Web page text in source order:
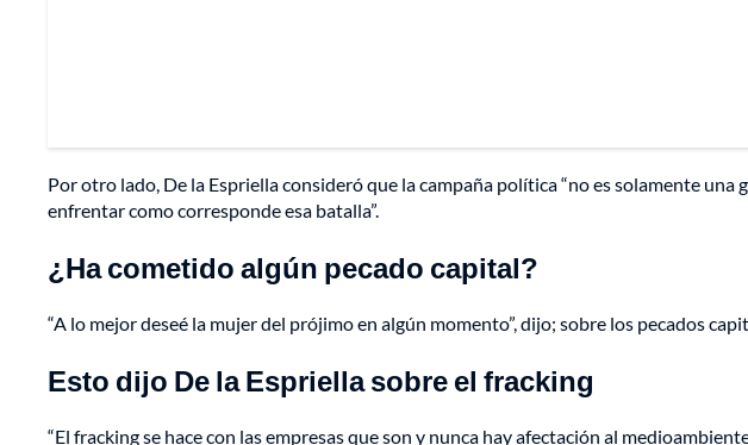
Por otro lado, De la Espriella consideró que la campaña política “no es solamente
enfrentar como corresponde esa batalla”.
¿Ha cometido algún pecado capital?
“A lo mejor deseé la mujer del prójimo en algún momento”, dijo; sobre los pecados
Esto dijo De la Espriella sobre el fracking
“El fracking se hace con las empresas que son y nunca hay afectación al